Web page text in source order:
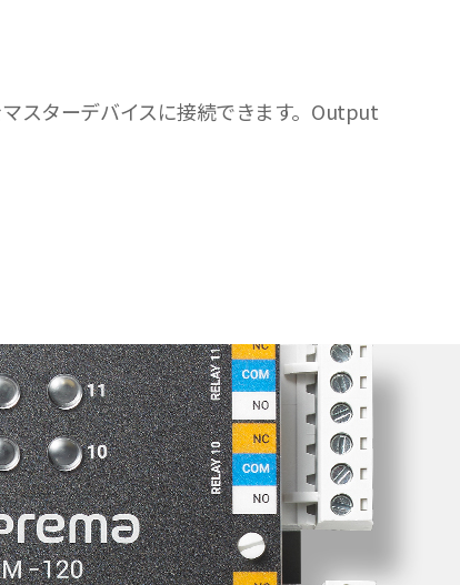
スターデバイスに接続できます。Output